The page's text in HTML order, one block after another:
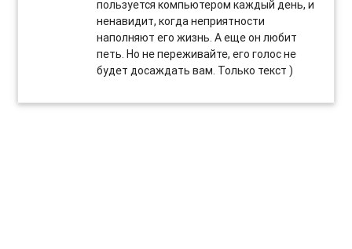
пользуется компьютером каждый день, и
ненавидит, когда неприятности
наполняют его жизнь. А еще он любит
петь. Но не переживайте, его голос не
будет досаждать вам. Только текст )